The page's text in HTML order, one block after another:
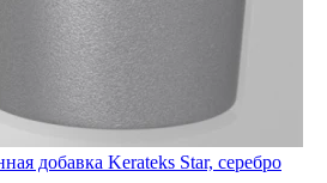
добавка Kerateks Star, серебро